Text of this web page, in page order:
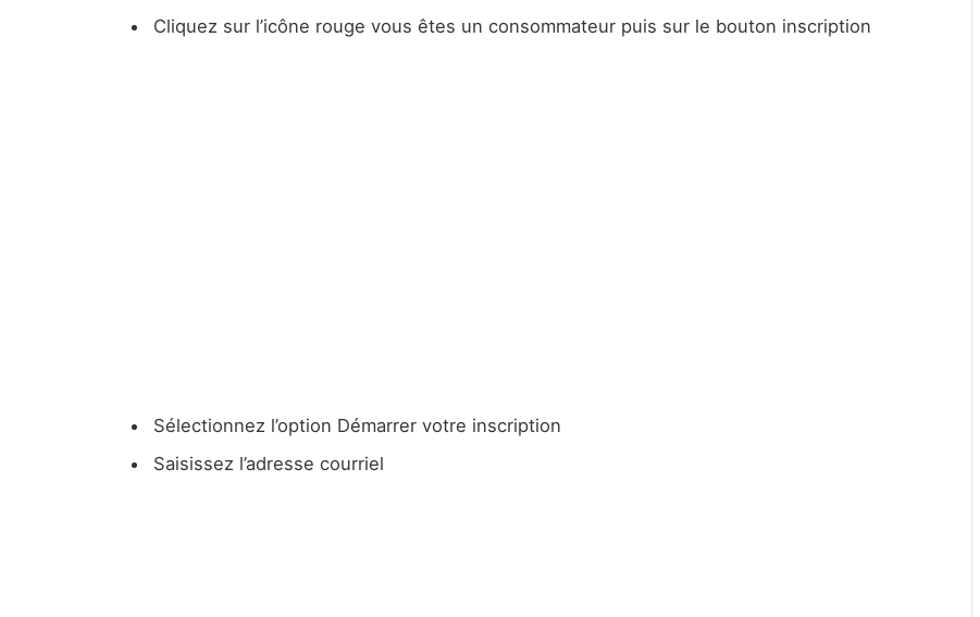
Cliquez sur l’icône rouge vous êtes un consommateur puis sur le bouton inscription
Sélectionnez l’option Démarrer votre inscription
Saisissez l’adresse courriel